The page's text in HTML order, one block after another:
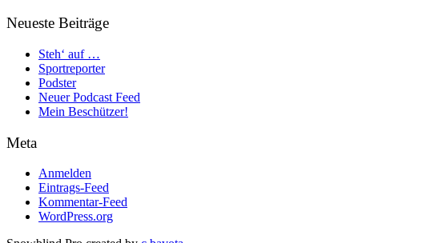
Neueste Beiträge
Steh‘ auf …
Sportreporter
Podster
Neuer Podcast Feed
Mein Beschützer!
Meta
Anmelden
Eintrags-Feed
Kommentar-Feed
WordPress.org